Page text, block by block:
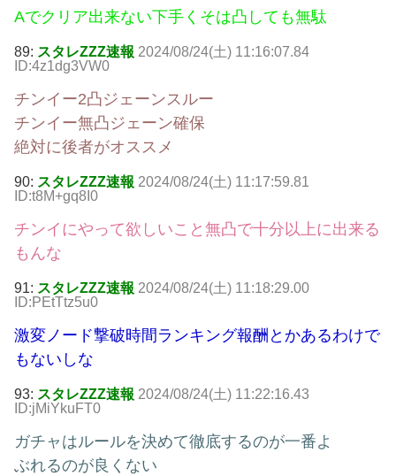
Aでクリア出来ない下手くそは凸しても無駄
89: スタレZZZ速報 2024/08/24(土) 11:16:07.84
ID:4z1dg3VW0
チンイー2凸ジェーンスルー
チンイー無凸ジェーン確保
絶対に後者がオススメ
90: スタレZZZ速報 2024/08/24(土) 11:17:59.81
ID:t8M+gq8I0
チンイにやって欲しいこと無凸で十分以上に出来る
もんな
91: スタレZZZ速報 2024/08/24(土) 11:18:29.00
ID:PEtTtz5u0
激変ノード撃破時間ランキング報酬とかあるわけで
もないしな
93: スタレZZZ速報 2024/08/24(土) 11:22:16.43
ID:jMiYkuFT0
ガチャはルールを決めて徹底するのが一番よ
ぶれるのが良くない